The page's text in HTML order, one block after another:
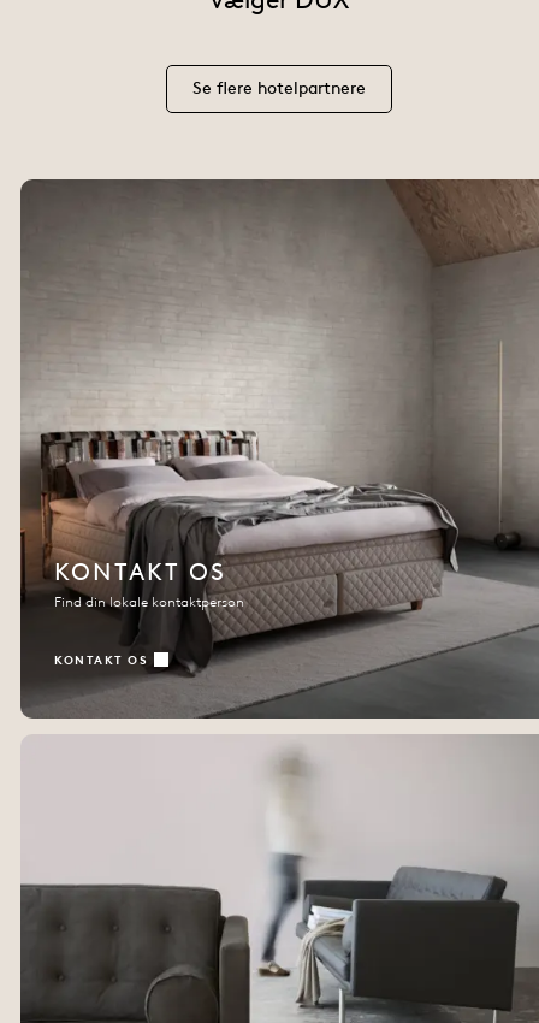
Se flere hotelpartnere
KONTAKT OS
Find din lokale kontaktperson
KONTAKT OS